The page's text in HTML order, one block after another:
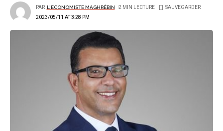
2023/05/11 AT 3:28 PM
PAR L'ECONOMISTE MAGHRÉBIN 2 MIN LECTURE